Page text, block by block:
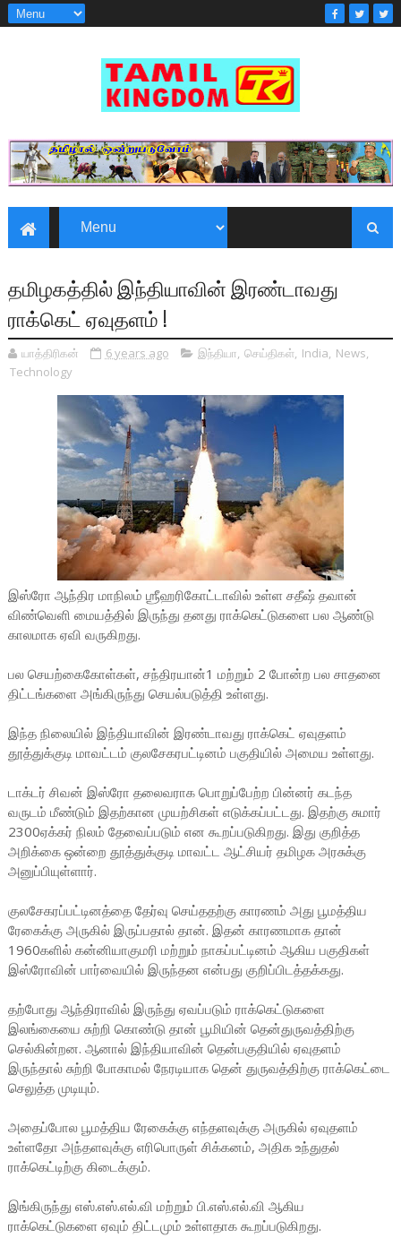
தமிழகத்தில் இந்தியாவின் இரண்டாவது
ராக்கெட் ஏவுதளம் !
யாத்திரிகன் 6 years ago இந்தியா, செய்திகள், India, News,
Technology
இஸ்ரோ ஆந்திர மாநிலம் ஶ்ரீஹரிகோட்டாவில் உள்ள சதீஷ் தவான்
விண்வெளி மையத்தில் இருந்து தனது ராக்கெட்டுகளை பல ஆண்டு
காலமாக ஏவி வருகிறது.
பல செயற்கைகோள்கள், சந்திரயான்1 மற்றும் 2 போன்ற பல சாதனை
திட்டங்களை அங்கிருந்து செயல்படுத்தி உள்ளது.
இந்த நிலையில் இந்தியாவின் இரண்டாவது ராக்கெட் ஏவுதளம்
தூத்துக்குடி மாவட்டம் குலசேகரபட்டினம் பகுதியில் அமைய உள்ளது.
டாக்டர் சிவன் இஸ்ரோ தலைவராக பொறுப்பேற்ற பின்னர் கடந்த
வருடம் மீண்டும் இதற்கான முயற்சிகள் எடுக்கப்பட்டது. இதற்கு சுமார்
2300ஏக்கர் நிலம் தேவைப்படும் என கூறப்படுகிறது. இது குறித்த
அறிக்கை ஒன்றை தூத்துக்குடி மாவட்ட ஆட்சியர் தமிழக அரசுக்கு
அனுப்பியுள்ளார்.
குலசேகரப்பட்டினத்தை தேர்வு செய்ததற்கு காரணம் அது பூமத்திய
ரேகைக்கு அருகில் இருப்பதால் தான். இதன் காரணமாக தான்
1960களில் கன்னியாகுமரி மற்றும் நாகப்பட்டினம் ஆகிய பகுதிகள்
இஸ்ரோவின் பார்வையில் இருந்தன என்பது குறிப்பிடத்தக்கது.
தற்போது ஆந்திராவில் இருந்து ஏவப்படும் ராக்கெட்டுகளை
இலங்கையை சுற்றி கொண்டு தான் பூமியின் தென்துருவத்திற்கு
செல்கின்றன. ஆனால் இந்தியாவின் தென்பகுதியில் ஏவுதளம்
இருந்தால் சுற்றி போகாமல் நேரடியாக தென் துருவத்திற்கு ராக்கெட்டை
செலுத்த முடியும்.
அதைப்போல பூமத்திய ரேகைக்கு எந்தளவுக்கு அருகில் ஏவுதளம்
உள்ளதோ அந்தளவுக்கு எரிபொருள் சிக்கனம், அதிக உந்துதல்
ராக்கெட்டிற்கு கிடைக்கும்.
இங்கிருந்து எஸ்.எஸ்.எல்.வி மற்றும் பி.எஸ்.எல்.வி ஆகிய
ராக்கெட்டுகளை ஏவும் திட்டமும் உள்ளதாக கூறப்படுகிறது.